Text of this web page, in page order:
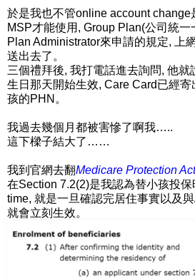
於是我也不管online account change
MSP才能使用, Group Plan(公司統一
Plan Administrator來申請的規定, 上
送出去了。
三個禮拜後, 我打電話進去詢問, 他就
生日那天開始生效, Care Card已經
孩的PHN。
我過去幾個月都被害慘了啊我…..
這下樑子結大了……
我到官網去翻Medicare Protection Act
在Section 7.2(2)是我認為替小孩投
time, 就是一旦確認完居住事實以及
就會立刻生效。